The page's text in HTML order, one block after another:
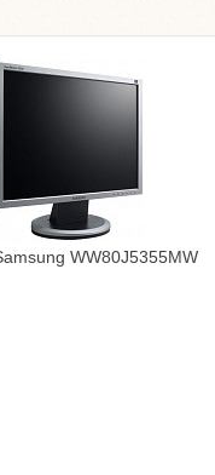
WW80J5355MW